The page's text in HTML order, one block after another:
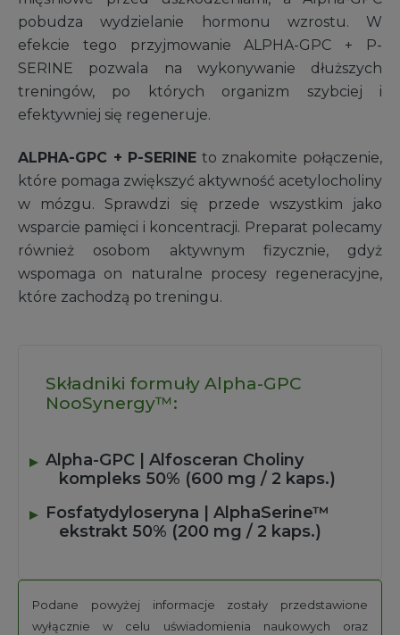
pobudza wydzielanie hormonu wzrostu. W
efekcie tego przyjmowanie ALPHA-GPC + P-
SERINE pozwala na wykonywanie dłuższych
treningów, po których organizm szybciej i
efektywniej się regeneruje.
ALPHA-GPC + P-SERINE to znakomite połączenie,
które pomaga zwiększyć aktywność acetylocholiny
w mózgu. Sprawdzi się przede wszystkim jako
wsparcie pamięci i koncentracji. Preparat polecamy
również osobom aktywnym fizycznie, gdyż
wspomaga on naturalne procesy regeneracyjne,
które zachodzą po treningu.
Składniki formuły Alpha-GPC
NooSynergy™:
Alpha-GPC | Alfosceran Choliny
kompleks 50% (600 mg / 2 kaps.)
Fosfatydyloseryna | AlphaSerine™
ekstrakt 50% (200 mg / 2 kaps.)
Podane powyżej informacje zostały przedstawione
wyłącznie w celu uświadomienia naukowych oraz